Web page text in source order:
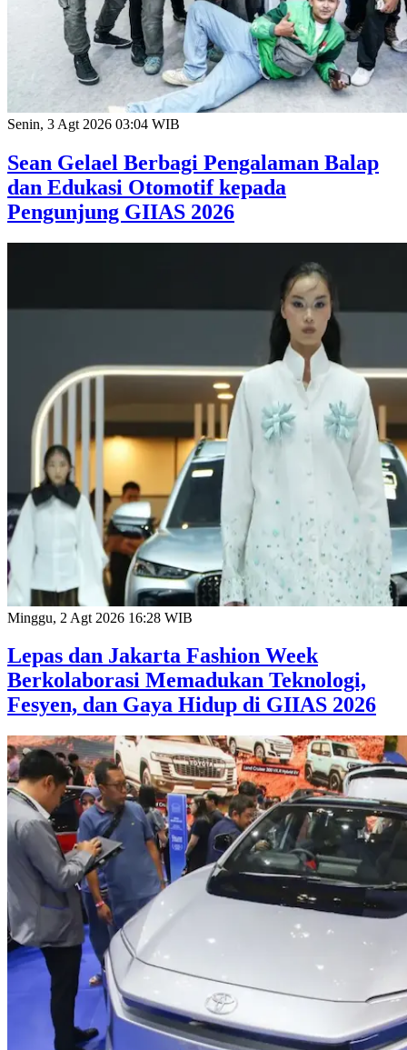
Senin, 3 Agt 2026 03:04 WIB
Sean Gelael Berbagi Pengalaman Balap
dan Edukasi Otomotif kepada
Pengunjung GIIAS 2026
Minggu, 2 Agt 2026 16:28 WIB
Lepas dan Jakarta Fashion Week
Berkolaborasi Memadukan Teknologi,
Fesyen, dan Gaya Hidup di GIIAS 2026